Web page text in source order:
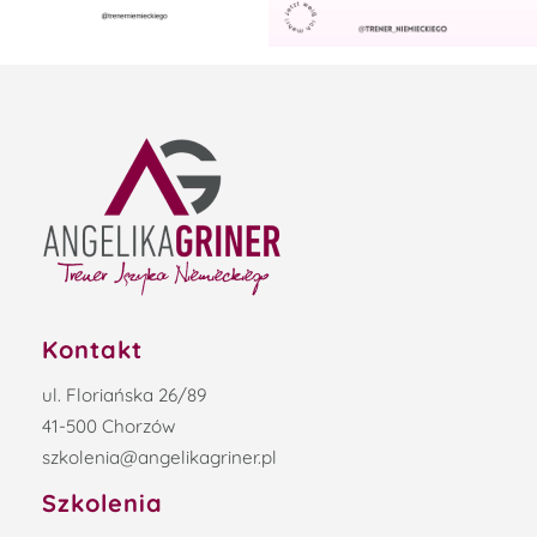
Kontakt
ul. Floriańska 26/89
41-500 Chorzów
szkolenia@angelikagriner.pl
Szkolenia